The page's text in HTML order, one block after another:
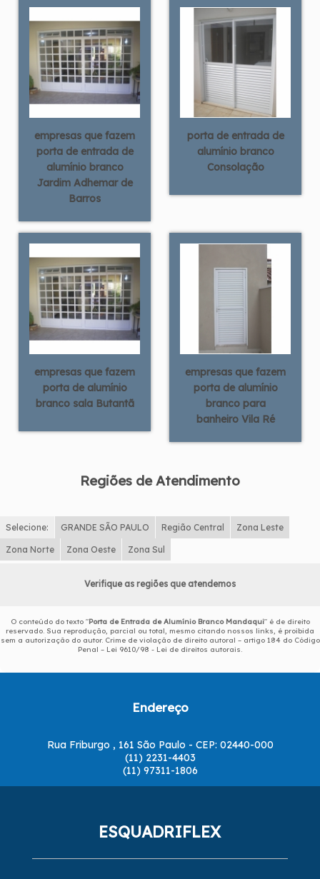
empresas que fazem
porta de entrada de
alumínio branco
Jardim Adhemar de
Barros
porta de entrada de
alumínio branco
Consolação
empresas que fazem
porta de alumínio
branco sala Butantã
empresas que fazem
porta de alumínio
branco para
banheiro Vila Ré
Regiões de Atendimento
Selecione: GRANDE SÃO PAULO Região Central Zona Leste
Zona Norte Zona Oeste Zona Sul
Verifique as regiões que atendemos
O conteúdo do texto "Porta de Entrada de Alumínio Branco Mandaqui" é de direito
reservado. Sua reprodução, parcial ou total, mesmo citando nossos links, é proibida
sem a autorização do autor. Crime de violação de direito autoral – artigo 184 do Código
Penal – Lei 9610/98 - Lei de direitos autorais
Endereço
Rua Friburgo , 161 São Paulo - CEP: 02440-000
(11) 2231-4403
(11) 97311-1806
ESQUADRIFLEX